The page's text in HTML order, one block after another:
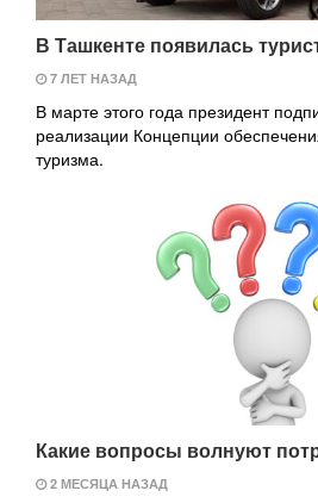
В Ташкенте появилась
7 ЛЕТ НАЗАД
В марте этого года президент
реализации Концепции
туризма.
Какие вопросы волнуют
2 МЕСЯЦА НАЗАД